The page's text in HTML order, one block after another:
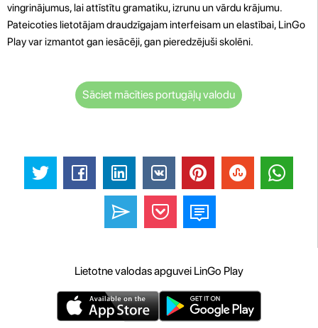
vingrinājumus, lai attīstītu gramatiku, izrunu un vārdu krājumu.
Pateicoties lietotājam draudzīgajam interfeisam un elastībai, LinGo
Play var izmantot gan iesācēji, gan pieredzējuši skolēni.
Sāciet mācīties portugāļų valodu
Lietotne valodas apguvei LinGo Play